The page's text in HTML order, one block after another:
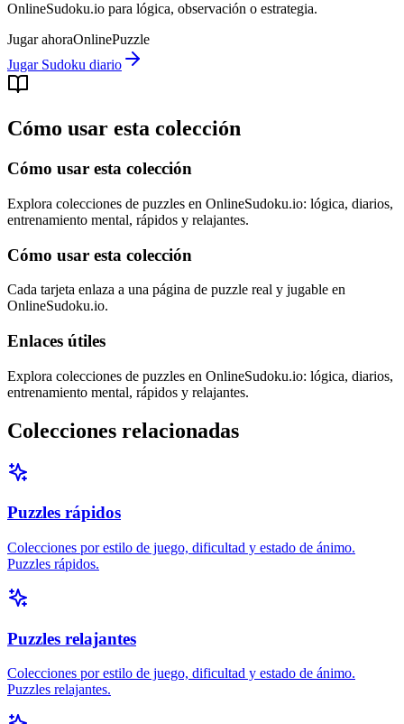
OnlineSudoku.io para lógica, observación o estrategia.
Jugar ahoraOnlinePuzzle
Jugar Sudoku diario
Cómo usar esta colección
Cómo usar esta colección
Explora colecciones de puzzles en OnlineSudoku.io: lógica, diarios,
entrenamiento mental, rápidos y relajantes.
Cómo usar esta colección
Cada tarjeta enlaza a una página de puzzle real y jugable en
OnlineSudoku.io.
Enlaces útiles
Explora colecciones de puzzles en OnlineSudoku.io: lógica, diarios,
entrenamiento mental, rápidos y relajantes.
Colecciones relacionadas
Puzzles rápidos
Colecciones por estilo de juego, dificultad y estado de ánimo.
Puzzles rápidos.
Puzzles relajantes
Colecciones por estilo de juego, dificultad y estado de ánimo.
Puzzles relajantes.